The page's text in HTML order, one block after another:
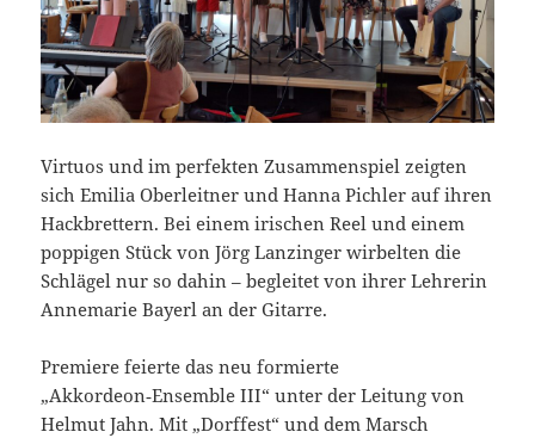
Virtuos und im perfekten Zusammenspiel zeigten
sich Emilia Oberleitner und Hanna Pichler auf ihren
Hackbrettern. Bei einem irischen Reel und einem
poppigen Stück von Jörg Lanzinger wirbelten die
Schlägel nur so dahin – begleitet von ihrer Lehrerin
Annemarie Bayerl an der Gitarre.
Premiere feierte das neu formierte
„Akkordeon‑Ensemble III“ unter der Leitung von
Helmut Jahn. Mit „Dorffest“ und dem Marsch